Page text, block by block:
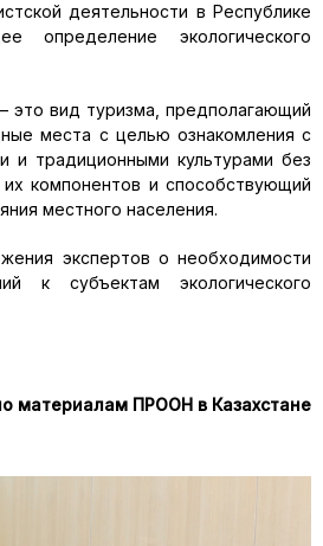
деятельности в Республике
определение экологического
это вид туризма, предполагающий
места с целью ознакомления с
и традиционными культурами без
компонентов и способствующий
местного населения.
экспертов о необходимости
к субъектам экологического
материалам ПРООН в Казахстане